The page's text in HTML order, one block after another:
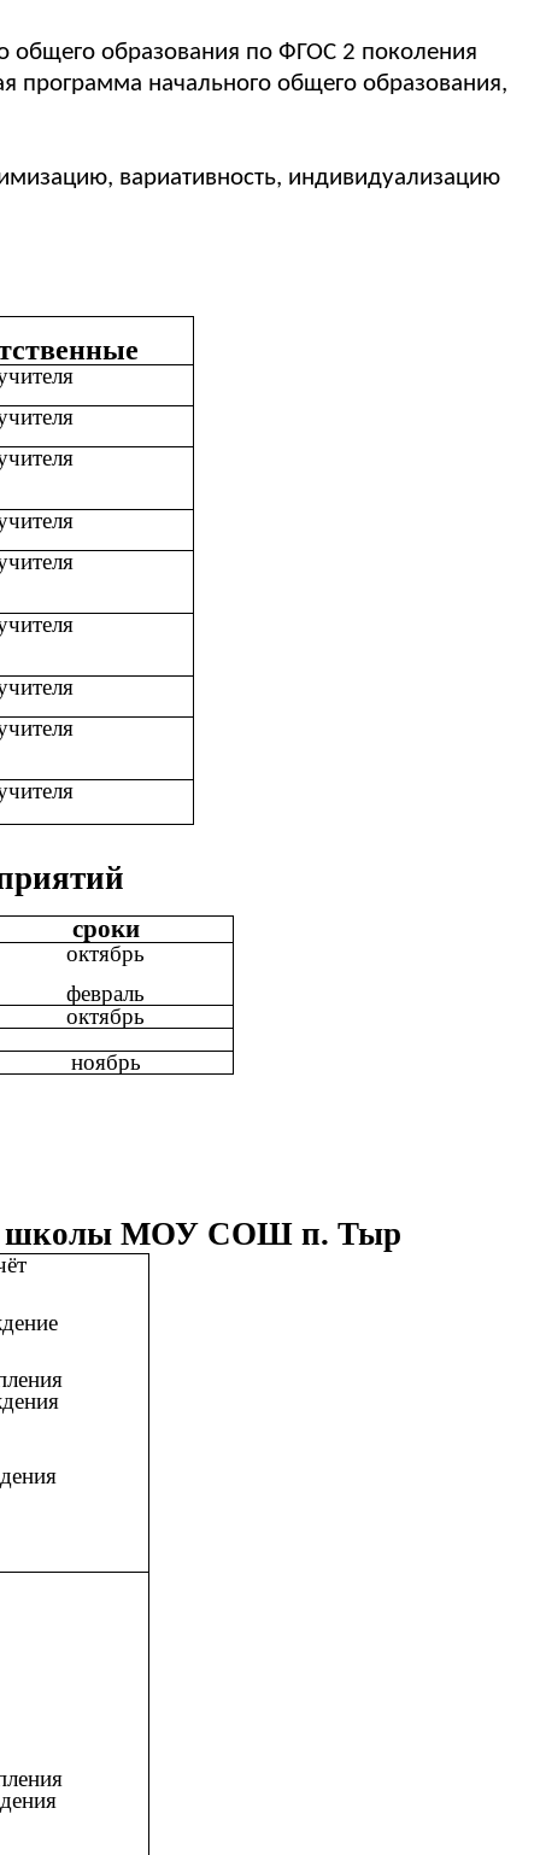
общего образования по ФГОС 2 поколения
начального общего образования,
вариативность, индивидуализацию
сроки
октябрь
февраль
октябрь
ноябрь
школы МОУ СОШ п. Тыр